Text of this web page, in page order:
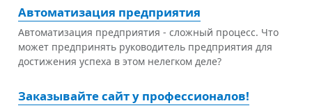
Автоматизация предприятия
Автоматизация предприятия - сложный процесс. Что
может предпринять руководитель предприятия для
достижения успеха в этом нелегком деле?
Заказывайте сайт у профессионалов!